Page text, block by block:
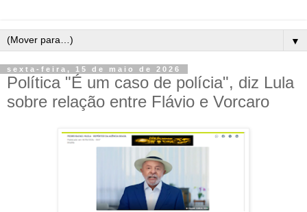
▼
sexta-feira, 15 de maio de 2026
Política "É um caso de polícia", diz Lula
sobre relação entre Flávio e Vorcaro